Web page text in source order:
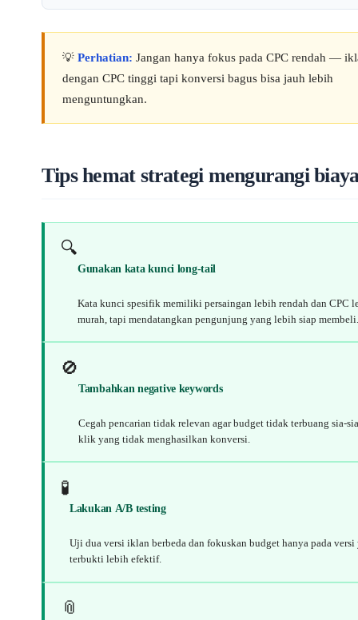
💡Perhatian: Jangan hanya fokus pada CPC rendah —
dengan CPC tinggi tapi konversi bagus bisa jauh lebih
menguntungkan.
Tips hemat strategi mengurangi
🔍
Gunakan kata kunci long-tail
Kata kunci spesifik memiliki persaingan lebih rendah dan CPC
murah, tapi mendatangkan pengunjung yang lebih siap membeli.
🚫
Tambahkan negative keywords
Cegah pencarian tidak relevan agar budget tidak terbuang sia-
klik yang tidak menghasilkan konversi.
🧪
Lakukan A/B testing
Uji dua versi iklan berbeda dan fokuskan budget hanya pada versi
terbukti lebih efektif.
📎